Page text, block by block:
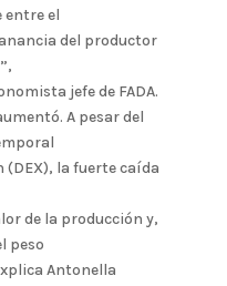
entre el
del productor
jefe de FADA.
A pesar del
(DEX), la fuerte caída
de la producción y,
peso
Antonella